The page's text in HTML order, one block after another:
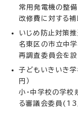
常用発電機の整
改修費に対する補
いじめ防止対策
名東区の市立中
再調査委員会を設
子どもいきいき
円）
小・中学校の学
る審議会委員